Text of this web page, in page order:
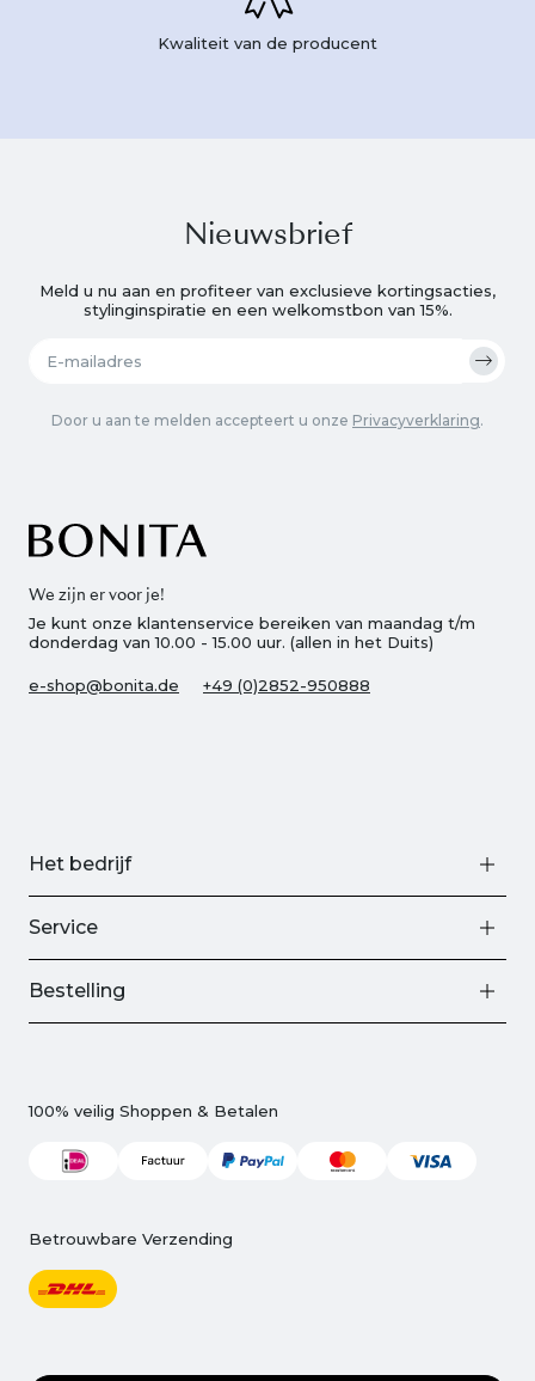
Kwaliteit van de producent
We zijn er voor je!
Je kunt onze klantenservice bereiken van maandag t/m
donderdag van 10.00 - 15.00 uur. (allen in het Duits)
e-shop@bonita.de +49 (0)2852-950888
Nieuwsbrief
Meld u nu aan en profiteer van exclusieve kortingsacties,
stylinginspiratie en een welkomstbon van 15%.
Door u aan te melden accepteert u onze Privacyverklaring.
Het bedrijf
Service
Bestelling
100% veilig Shoppen & Betalen
Betrouwbare Verzending